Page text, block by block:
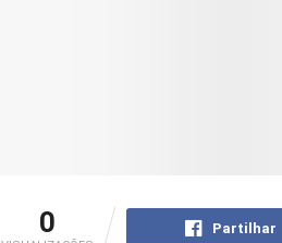
0 Partilhar